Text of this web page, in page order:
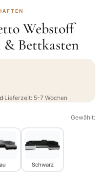
Webstoff
Bettkasten
·Lieferzeit: 5-7 Wochen
Gewählt:
Schwarz